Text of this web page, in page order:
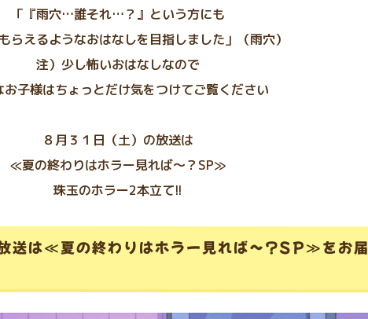
「『雨穴…誰それ…？』という方にも
らえるようなおはなしを目指しました」（雨穴）
注）少し怖いおはなしなので
お子様はちょっとだけ気をつけてご覧ください
８月３１日（土）の放送は
≪夏の終わりはホラー見れば～？SP≫
珠玉のホラー2本立て!!
送は≪夏の終わりはホラー見れば～?SP≫をお届